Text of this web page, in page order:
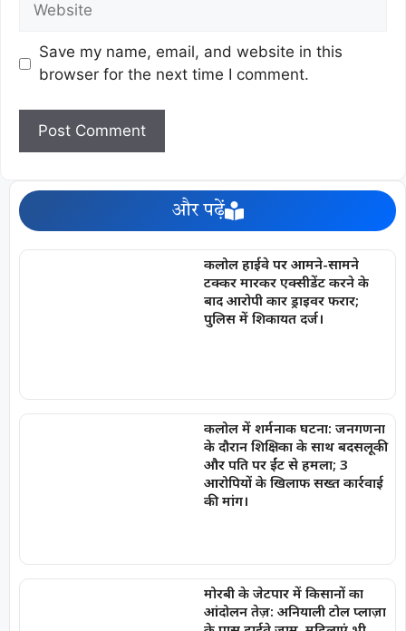
Save my name, email, and website in this
browser for the next time I comment.
और पढ़ें
कलोल हाईवे पर आमने-सामने
टक्कर मारकर एक्सीडेंट करने के
बाद आरोपी कार ड्राइवर फरार;
पुलिस में शिकायत दर्ज।
कलोल में शर्मनाक घटना: जनगणना
के दौरान शिक्षिका के साथ बदसलूकी
और पति पर ईंट से हमला; 3
आरोपियों के खिलाफ सख्त कार्रवाई
की मांग।
मोरबी के जेटपार में किसानों का
आंदोलन तेज़: अनियाली टोल प्लाज़ा